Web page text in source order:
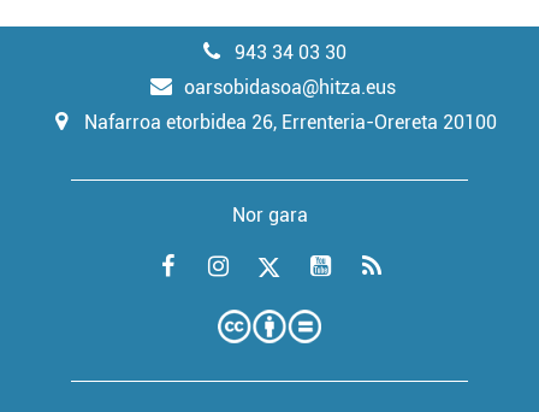
943 34 03 30
oarsobidasoa@hitza.eus
Nafarroa etorbidea 26, Errenteria-Orereta 20100
Nor gara